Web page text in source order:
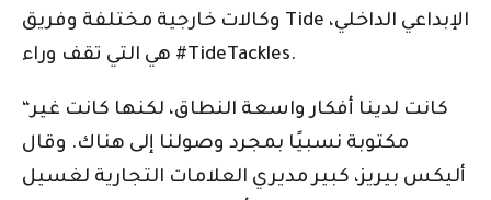
وكالات خارجية مختلفة وفريق Tide الإبداعي الداخلي،
هي التي تقف وراء #TideTackles.
“كانت لدينا أفكار واسعة النطاق، لكنها كانت غير
مكتوبة نسبيًا بمجرد وصولنا إلى هناك. وقال
أليكس بيريز، كبير مديري العلامات التجارية لغسيل